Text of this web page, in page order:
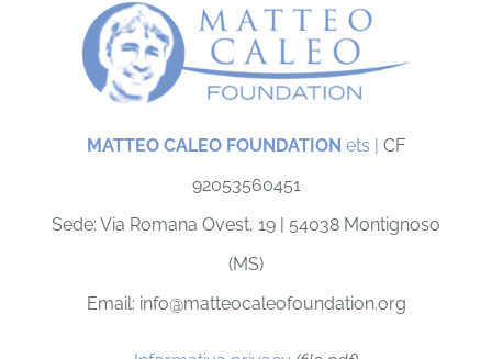
MATTEO CALEO FOUNDATION ets | CF
92053560451
Sede: Via Romana Ovest, 19 | 54038 Montignoso
(MS)
Email: info@matteocaleofoundation.org